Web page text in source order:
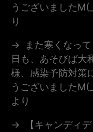
うございました
り
また寒くなっ
日も、あそびば大
様、感染予防対策
うございました
より
【キャンディ